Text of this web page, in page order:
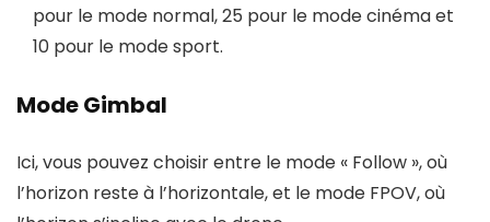
pour le mode normal, 25 pour le mode cinéma et
10 pour le mode sport.
Mode Gimbal
Ici, vous pouvez choisir entre le mode « Follow », où
l’horizon reste à l’horizontale, et le mode FPOV, où